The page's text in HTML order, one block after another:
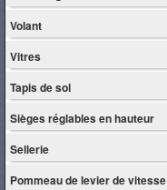
Volant
Vitres
Tapis de sol
Sièges réglables en hauteur
Sellerie
Pommeau de levier de vitesse